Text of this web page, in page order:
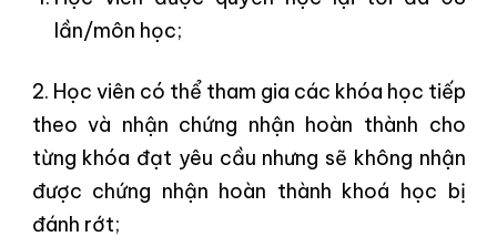
lần/môn học;
2. Học viên có thể tham gia các khóa học tiếp
theo và nhận chứng nhận hoàn thành cho
từng khóa đạt yêu cầu nhưng sẽ không nhận
được chứng nhận hoàn thành khoá học bị
đánh rớt;